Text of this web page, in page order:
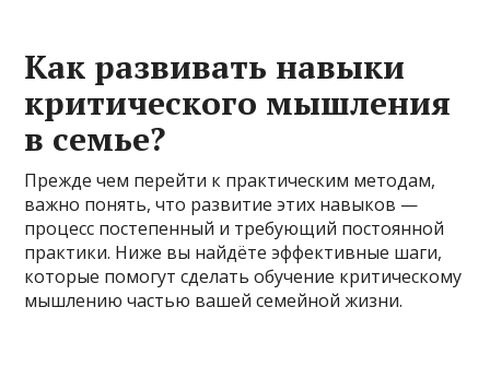
Как развивать навыки
критического мышления
в семье?
Прежде чем перейти к практическим методам,
важно понять, что развитие этих навыков —
процесс постепенный и требующий постоянной
практики. Ниже вы найдёте эффективные шаги,
которые помогут сделать обучение критическому
мышлению частью вашей семейной жизни.